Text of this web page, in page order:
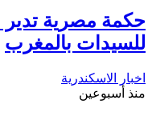
حكمة مصرية تدير
للسيدات بالمغرب
اخبار الاسكندرية
منذ أسبوعين